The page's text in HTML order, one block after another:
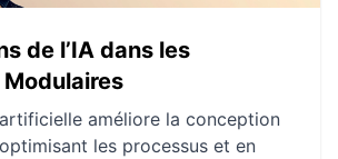
de l’IA dans les
améliore la conception
les processus et en